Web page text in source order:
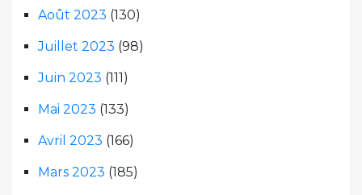
Août 2023 (130)
Juillet 2023 (98)
Juin 2023 (111)
Mai 2023 (133)
Avril 2023 (166)
Mars 2023 (185)